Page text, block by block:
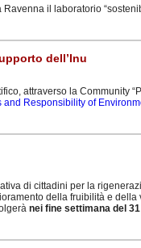
Ravenna il laboratorio
dell’Inu
attraverso la Community
and Responsibility of
di cittadini per la
della fruibilità e della
nei fine settimana del